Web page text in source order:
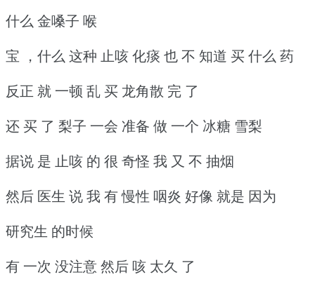
什么 金嗓子 喉
宝 ，什么 这种 止咳 化痰 也 不 知道 买 什么 药
反正 就 一顿 乱 买 龙角散 完 了
还 买 了 梨子 一会 准备 做 一个 冰糖 雪梨
据说 是 止咳 的 很 奇怪 我 又 不 抽烟
然后 医生 说 我 有 慢性 咽炎 好像 就是 因为
研究生 的时候
有 一次 没注意 然后 咳 太久 了